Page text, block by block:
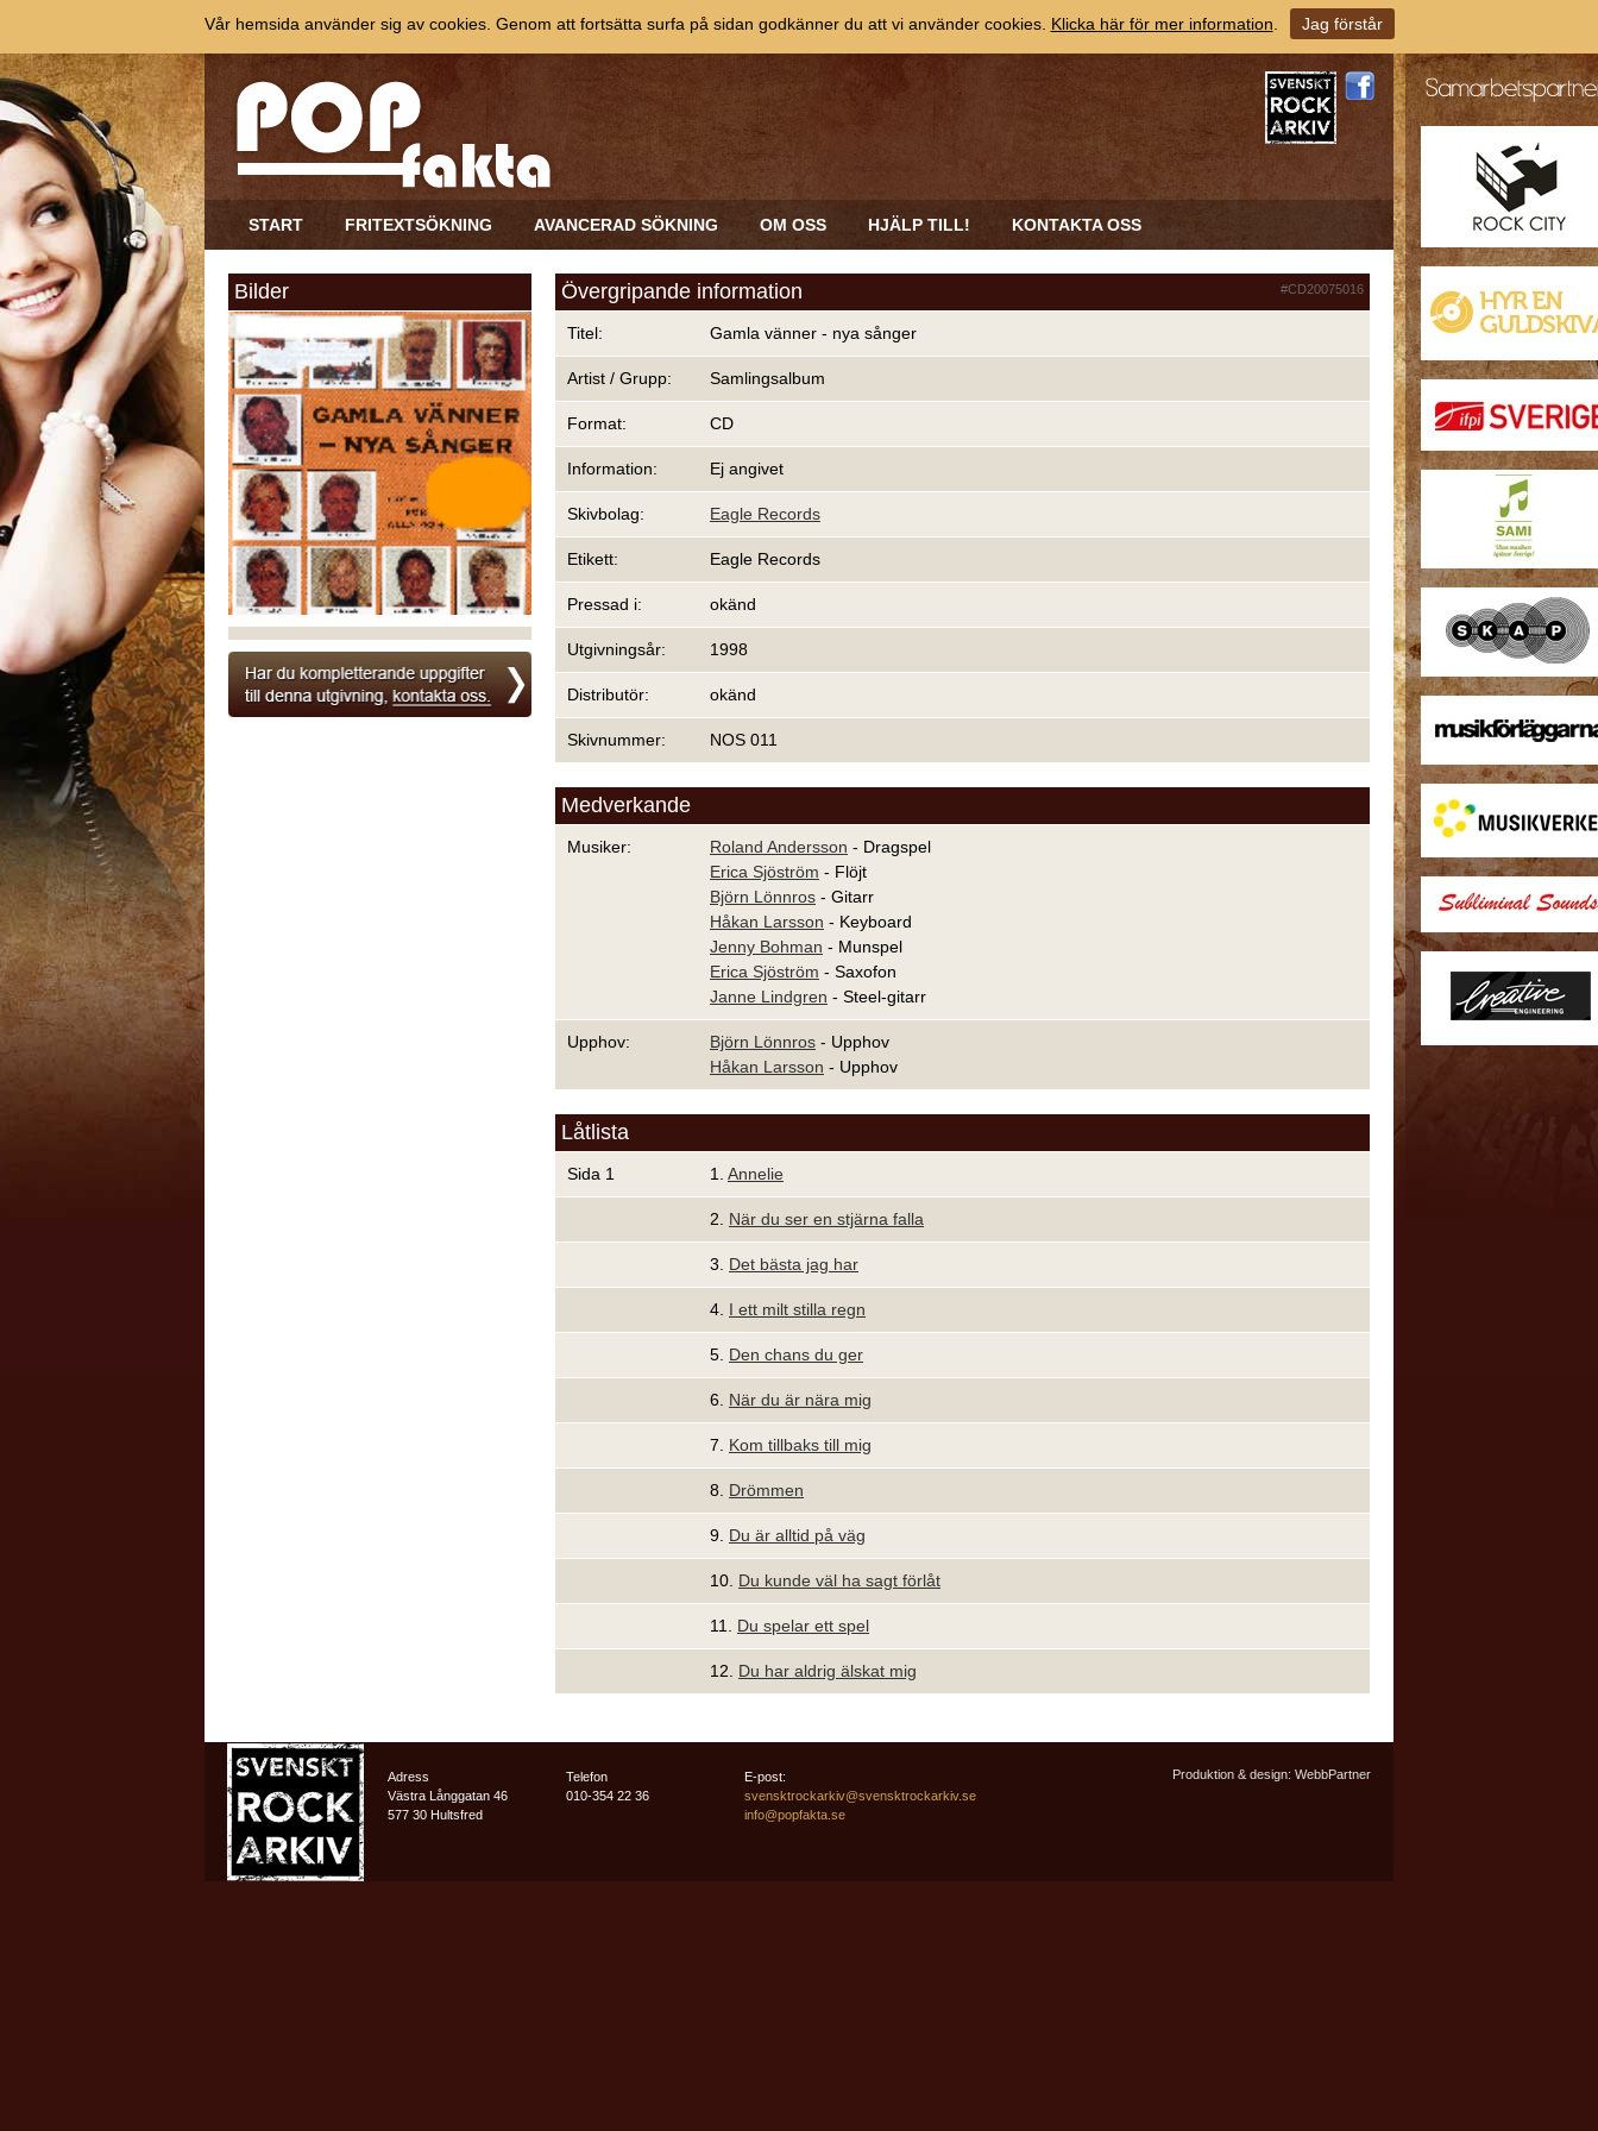
START FRITEXTSÖKNING AVANCERAD SÖKNING OM OSS HJÄLP TILL! KONTAKTA OSS
Bilder Övergripande information #CD20075016
Titel: Gamla vänner - nya sånger
Artist / Grupp: Samlingsalbum
Format: CD
Information: Ej angivet
Skivbolag: Eagle Records
Etikett: Eagle Records
Pressad i: okänd
Utgivningsår: 1998
Distributör: okänd
Skivnummer: NOS 011
Medverkande
Musiker: Roland Andersson - Dragspel
Erica Sjöström - Flöjt
Björn Lönnros - Gitarr
Håkan Larsson - Keyboard
Jenny Bohman - Munspel
Erica Sjöström - Saxofon
Janne Lindgren - Steel-gitarr
Upphov: Björn Lönnros - Upphov
Håkan Larsson - Upphov
Låtlista
Sida 1 1. Annelie
2. När du ser en stjärna falla
3. Det bästa jag har
4. I ett milt stilla regn
5. Den chans du ger
6. När du är nära mig
7. Kom tillbaks till mig
8. Drömmen
9. Du är alltid på väg
10. Du kunde väl ha sagt förlåt
11. Du spelar ett spel
12. Du har aldrig älskat mig
Adress
Västra Långgatan 46
577 30 Hultsfred
Telefon
010-354 22 36
E-post:
svensktrockarkiv@svensktrockarkiv.se
info@popfakta.se
Produktion & design: WebbPartner
Vår hemsida använder sig av cookies. Genom att fortsätta surfa på sidan godkänner du att vi använder cookies. Klicka här för mer information Jag förstår